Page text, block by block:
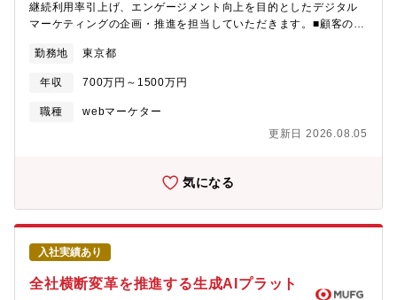
継続利用率引上げ、エンゲージメント向上を目的としたデジタル
マーケティングの企画・推進を担当していただきます。■顧客の属
データを踏まえながら、「プロモーション企画」「デジタルコミ
ュニケーションチャネルの活用/導入」「顧客軸でのUI/UX改善」
等の実行を行っています。【主な担当職務】※以下のいずれかの
職務をメンバーと協力しながら主体的に担当します。・マーケテ
策等)・KPI達成（※）に向けたプロモーション戦略の企画立
案、CRM活用等)・CRM(デジタルコミュニケーションチャネル)
領域の高度活用/新規デジタルマーケティングツールの導入※）主
なKPI対象商材普通預金口座、クレジットカード、デビットカー
ド、住宅ローン、カードローン、運用商品（投資信託、ロボアド
バイザー、ネット証券等）、インターネットバンキング等【配属
組織】リテール・デジタル企画部 データ・マーケティング室「デ
ータ・マーケティング室」（約75名／うちキャリア採用：約35
名）は、デジタルを中心としたマーケティング施策全般を商材横
勤務地 東京都
年収 700万円～1500万円
職種
webマーケター
更新日 2026.08.05
気になる
入社実績あり
全社横断変革を推進する生成AIプラット